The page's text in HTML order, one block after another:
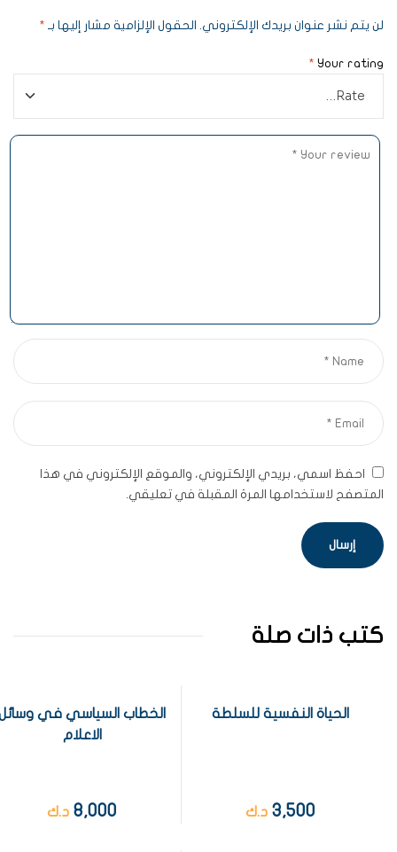
لن يتم نشر عنوان بريدك الإلكتروني. الحقول الإلزامية مشار إليها بـ *
Your rating
*
احفظ اسمي، بريدي الإلكتروني، والموقع الإلكتروني في هذا
المتصفح لاستخدامها المرة المقبلة في تعليقي.
كتب ذات صلة
الحياة النفسية للسلطة
3,500 د.ك
الخطاب السياسي في
الاعلام
8,000 د.ك